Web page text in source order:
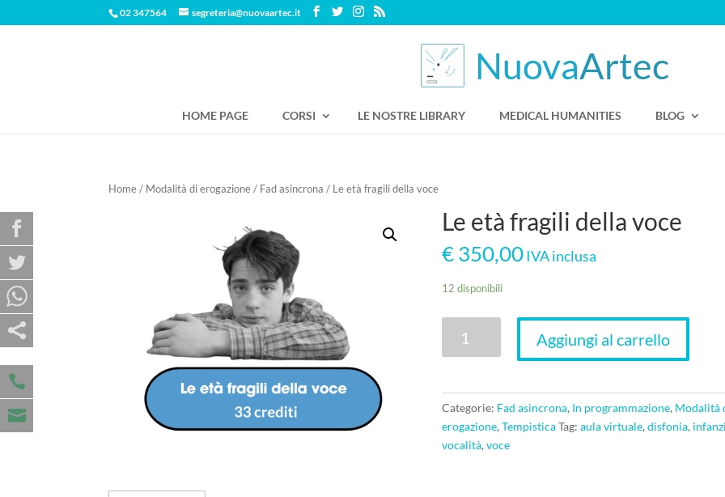
02 347564 segreteria@nuovaartec.it
HOME PAGE CORSI LE NOSTRE LIBRARY MEDICAL HUMANITIES BLOG
Home/ Modalità di erogazione/ Fad asincrona / Le età fragili della voce
Le età fragili della voce
€350,00IVA inclusa
12 disponibili
Aggiungi al carrello
Categorie: Fad asincrona, In programmazione, Modalità
erogazione,TempisticaTag:aula virtuale,disfonia,
vocalità,voce